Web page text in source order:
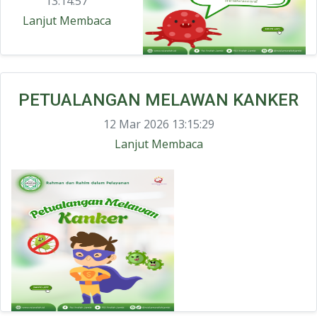
Lanjut Membaca
PETUALANGAN MELAWAN KANKER
12 Mar 2026 13:15:29
Lanjut Membaca